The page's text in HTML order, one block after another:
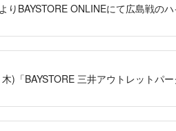
りBAYSTORE ONLINEにて広島戦の
)「BAYSTORE 三井アウトレットパ